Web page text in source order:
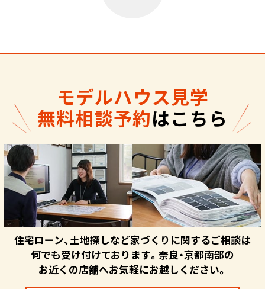
モデルハウス見学
無料相談予約はこちら
住宅ローン、土地探しなど家づくりに関するご相談は
何でも受け付けております。奈良・京都南部の
お近くの店舗へお気軽にお越しください。